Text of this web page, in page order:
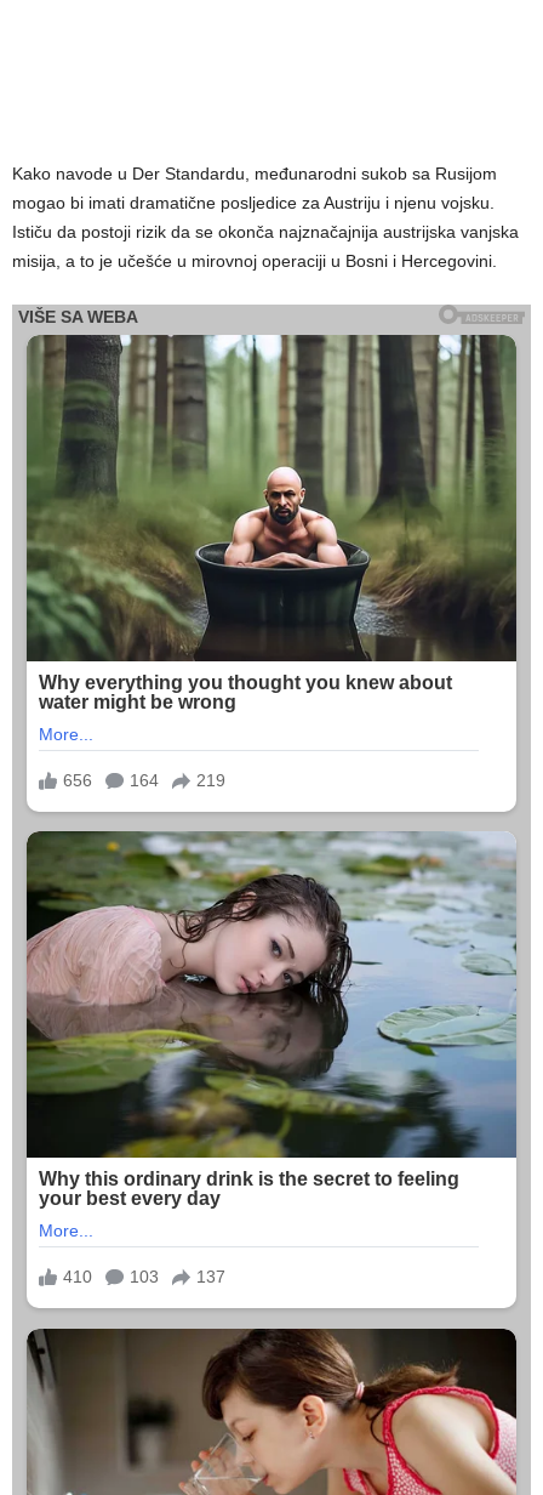
Kako navode u Der Standardu, međunarodni sukob sa Rusijom
mogao bi imati dramatične posljedice za Austriju i njenu vojsku.
Ističu da postoji rizik da se okonča najznačajnija austrijska vanjska
misija, a to je učešće u mirovnoj operaciji u Bosni i Hercegovini.